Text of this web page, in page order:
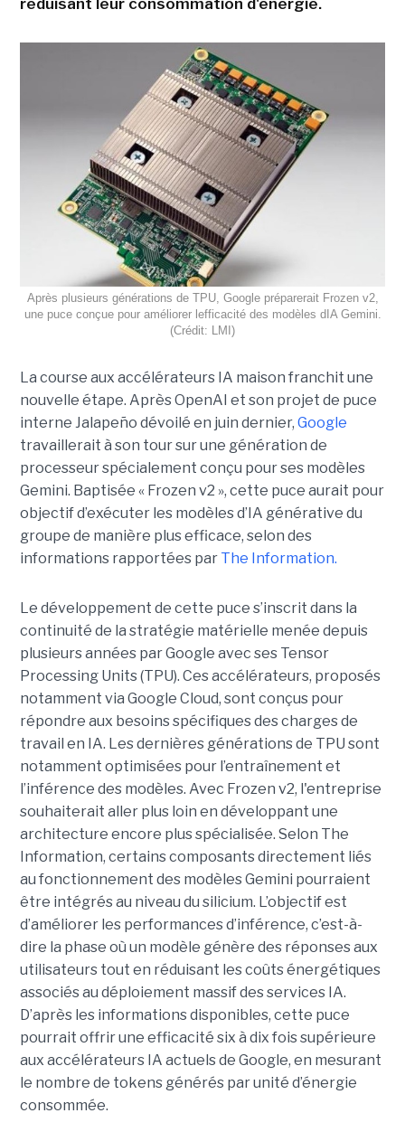
réduisant leur consommation d'énergie.
Après plusieurs générations de TPU, Google préparerait Frozen v2,
une puce conçue pour améliorer lefficacité des modèles dIA Gemini.
(Crédit: LMI)
La course aux accélérateurs IA maison franchit une
nouvelle étape. Après OpenAI et son projet de puce
interne Jalapeño dévoilé en juin dernier, Google
travaillerait à son tour sur une génération de
processeur spécialement conçu pour ses modèles
Gemini. Baptisée « Frozen v2 », cette puce aurait pour
objectif d’exécuter les modèles d’IA générative du
groupe de manière plus efficace, selon des
informations rapportées par The Information.
Le développement de cette puce s’inscrit dans la
continuité de la stratégie matérielle menée depuis
plusieurs années par Google avec ses Tensor
Processing Units (TPU). Ces accélérateurs, proposés
notamment via Google Cloud, sont conçus pour
répondre aux besoins spécifiques des charges de
travail en IA. Les dernières générations de TPU sont
notamment optimisées pour l’entraînement et
l’inférence des modèles. Avec Frozen v2, l'entreprise
souhaiterait aller plus loin en développant une
architecture encore plus spécialisée. Selon The
Information, certains composants directement liés
au fonctionnement des modèles Gemini pourraient
être intégrés au niveau du silicium. L’objectif est
d’améliorer les performances d’inférence, c’est-à-
dire la phase où un modèle génère des réponses aux
utilisateurs tout en réduisant les coûts énergétiques
associés au déploiement massif des services IA.
D’après les informations disponibles, cette puce
pourrait offrir une efficacité six à dix fois supérieure
aux accélérateurs IA actuels de Google, en mesurant
le nombre de tokens générés par unité d’énergie
consommée.